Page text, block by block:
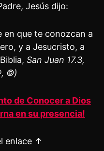
Jesús dijo:
en que te conozcan a
y a Jesucristo, a
San Juan 17.3,
©)
de Conocer a Dios
en su presencia!
enlace ↑